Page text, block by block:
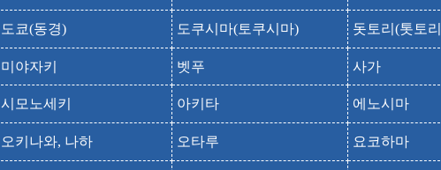
출발 도착
출발 도착
미와 산
출발 도착
사이다이사[나라]
사이다이지[나라]
출발 도착
도쿄(동경) 도쿠시마(토쿠시마) 돗토리(톳토
미야자키 벳푸 사가
시모노세키 아키타 에노시마
오키나와, 나하 오타루 요코하마